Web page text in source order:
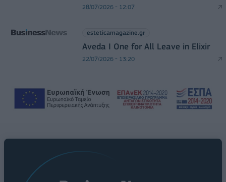
28/07/2026 - 12:07
esteticamagazine.gr
Aveda I One for All Leave in Elixir
22/07/2026 - 13:20